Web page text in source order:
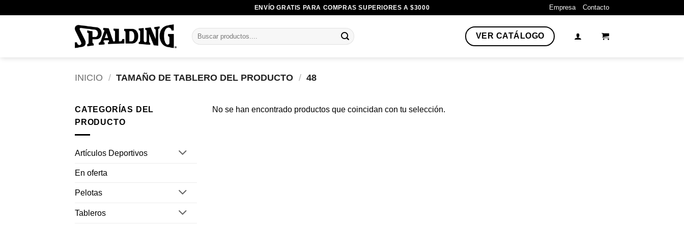
ENVÍO GRATIS PARA COMPRAS SUPERIORES A $3000 Empresa Contacto
Buscar
por:
VER CATÁLOGO
INICIO / TAMAÑO DE TABLERO DEL PRODUCTO / 48
CATEGORÍAS DEL
PRODUCTO
Artículos Deportivos
En oferta
Pelotas
Tableros
No se han encontrado productos que coincidan con tu selección.